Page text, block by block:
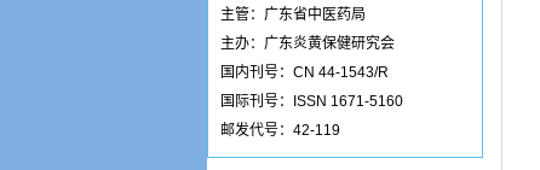
主管：广东省中医药局
主办：广东炎黄保健研究会
国内刊号：CN 44-1543/R
国际刊号：ISSN 1671-5160
邮发代号：42-119